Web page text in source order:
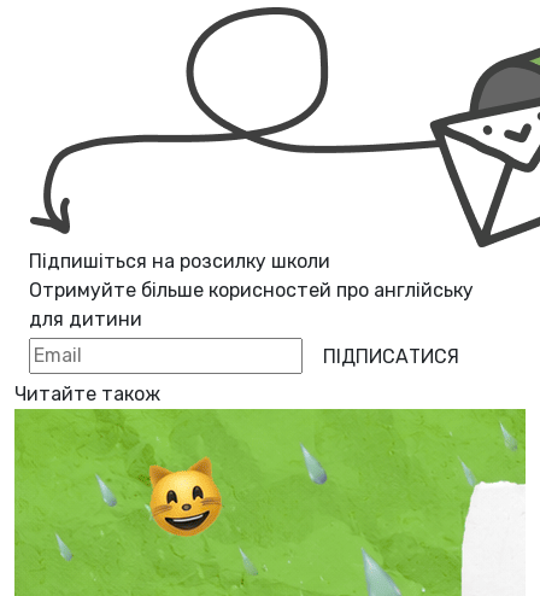
Підпишіться на розсилку школи
Отримуйте більше корисностей про англійську
для дитини
ПІДПИСАТИСЯ
Читайте також